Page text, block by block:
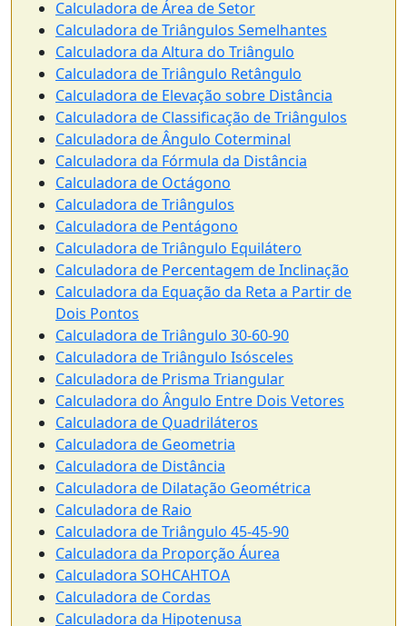
Calculadora de Área de Setor
Calculadora de Triângulos Semelhantes
Calculadora da Altura do Triângulo
Calculadora de Triângulo Retângulo
Calculadora de Elevação sobre Distância
Calculadora de Classificação de Triângulos
Calculadora de Ângulo Coterminal
Calculadora da Fórmula da Distância
Calculadora de Octágono
Calculadora de Triângulos
Calculadora de Pentágono
Calculadora de Triângulo Equilátero
Calculadora de Percentagem de Inclinação
Calculadora da Equação da Reta a Partir de
Dois Pontos
Calculadora de Triângulo 30-60-90
Calculadora de Triângulo Isósceles
Calculadora de Prisma Triangular
Calculadora do Ângulo Entre Dois Vetores
Calculadora de Quadriláteros
Calculadora de Geometria
Calculadora de Distância
Calculadora de Dilatação Geométrica
Calculadora de Raio
Calculadora de Triângulo 45-45-90
Calculadora da Proporção Áurea
Calculadora SOHCAHTOA
Calculadora de Cordas
Calculadora da Hipotenusa